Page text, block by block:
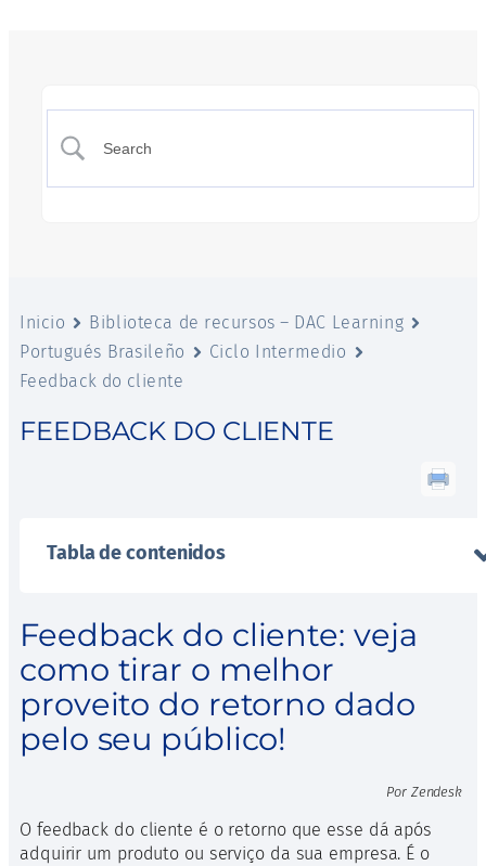
Inicio
Biblioteca de recursos – DAC Learning
Portugués Brasileño
Ciclo Intermedio
Feedback do cliente
FEEDBACK DO CLIENTE
Tabla de contenidos
Feedback do cliente: veja
como tirar o melhor
proveito do retorno dado
pelo seu público!
Por Zendesk
O feedback do cliente é o retorno que esse dá após
adquirir um produto ou serviço da sua empresa. É o